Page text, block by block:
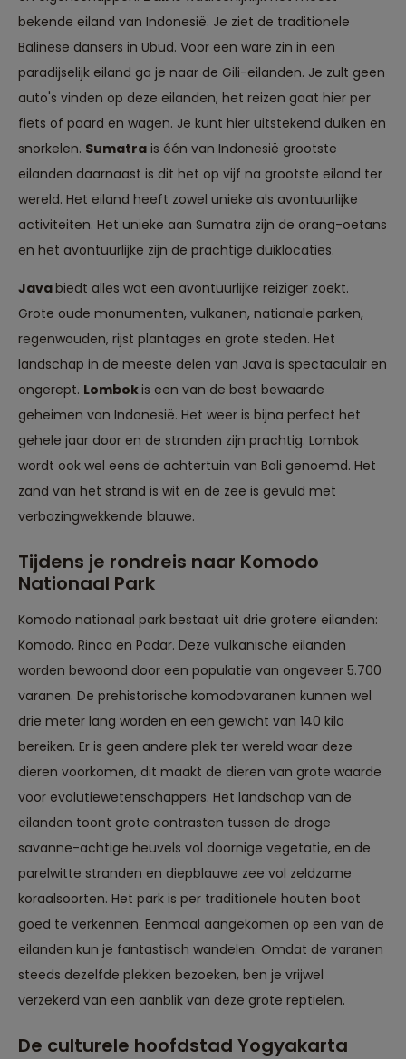
bekende eiland van Indonesië. Je ziet de traditionele
Balinese dansers in Ubud. Voor een ware zin in een
paradijselijk eiland ga je naar de Gili-eilanden. Je zult geen
auto's vinden op deze eilanden, het reizen gaat hier per
fiets of paard en wagen. Je kunt hier uitstekend duiken en
snorkelen. Sumatra is één van Indonesië grootste
eilanden daarnaast is dit het op vijf na grootste eiland ter
wereld. Het eiland heeft zowel unieke als avontuurlijke
activiteiten. Het unieke aan Sumatra zijn de orang-oetans
en het avontuurlijke zijn de prachtige duiklocaties.
Javabiedt alles wat een avontuurlijke reiziger zoekt.
Grote oude monumenten, vulkanen, nationale parken,
regenwouden, rijst plantages en grote steden. Het
landschap in de meeste delen van Java is spectaculair en
ongerept. Lombokis een van de best bewaarde
geheimen van Indonesië. Het weer is bijna perfect het
gehele jaar door en de stranden zijn prachtig. Lombok
wordt ook wel eens de achtertuin van Bali genoemd. Het
zand van het strand is wit en de zee is gevuld met
verbazingwekkende blauwe.
Tijdens je rondreis naar Komodo
Nationaal Park
Komodo nationaal park bestaat uit drie grotere eilanden:
Komodo, Rinca en Padar. Deze vulkanische eilanden
worden bewoond door een populatie van ongeveer 5.700
varanen. De prehistorische komodovaranen kunnen wel
drie meter lang worden en een gewicht van 140 kilo
bereiken. Er is geen andere plek ter wereld waar deze
dieren voorkomen, dit maakt de dieren van grote waarde
voor evolutiewetenschappers. Het landschap van de
eilanden toont grote contrasten tussen de droge
savanne-achtige heuvels vol doornige vegetatie, en de
parelwitte stranden en diepblauwe zee vol zeldzame
koraalsoorten. Het park is per traditionele houten boot
goed te verkennen. Eenmaal aangekomen op een van de
eilanden kun je fantastisch wandelen. Omdat de varanen
steeds dezelfde plekken bezoeken, ben je vrijwel
verzekerd van een aanblik van deze grote reptielen.
De culturele hoofdstad Yogyakarta